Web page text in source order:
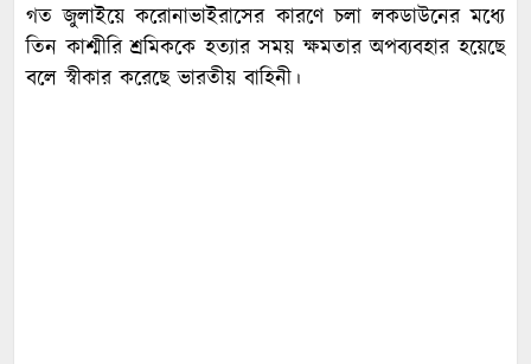
গত জুলাইয়ে করোনাভাইরাসের কারণে চলা লকডাউনের মধ্যে
তিন কাশ্মীরি শ্রমিককে হত্যার সময় ক্ষমতার অপব্যবহার হয়েছে
বলে স্বীকার করেছে ভারতীয় বাহিনী।